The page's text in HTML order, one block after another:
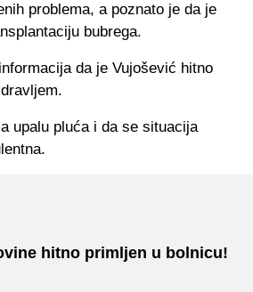
problema, a poznato je da je
bubrega.
da je Vujošević hitno
upalu pluća i da se situacija
hitno primljen u bolnicu!